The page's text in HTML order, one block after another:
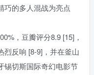
巧的多人混战为亮点
，豆瓣评分8.9 [15]，
烈反响 [8-9]，并在釜山
锡切斯国际奇幻电影节